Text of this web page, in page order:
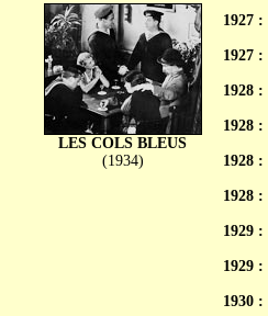
LES COLS BLEUS
(1934)
1927 :
1927 :
1928 :
1928 :
1928 :
1928 :
1929 :
1929 :
1930 :